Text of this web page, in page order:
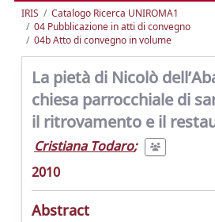
IRIS
Catalogo Ricerca UNIROMA1
04 Pubblicazione in atti di convegno
04b Atto di convegno in volume
La pietà di Nicolò
chiesa parrocchiale di
il ritrovamento e il
Cristiana Todaro;
2010
Abstract